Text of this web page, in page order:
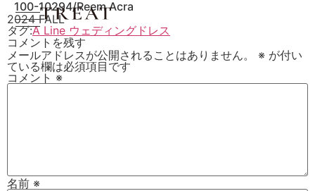
100-10294/Reem Acra
2024 FALL
タグ:A Line ウェディングドレス
コメントを残す
メールアドレスが公開されることはありません。
※ が付い
ている欄は必須項目です
コメント ※
名前 ※